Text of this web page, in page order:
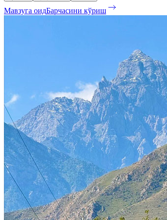
Мавзуга оидБарчасини кўриш